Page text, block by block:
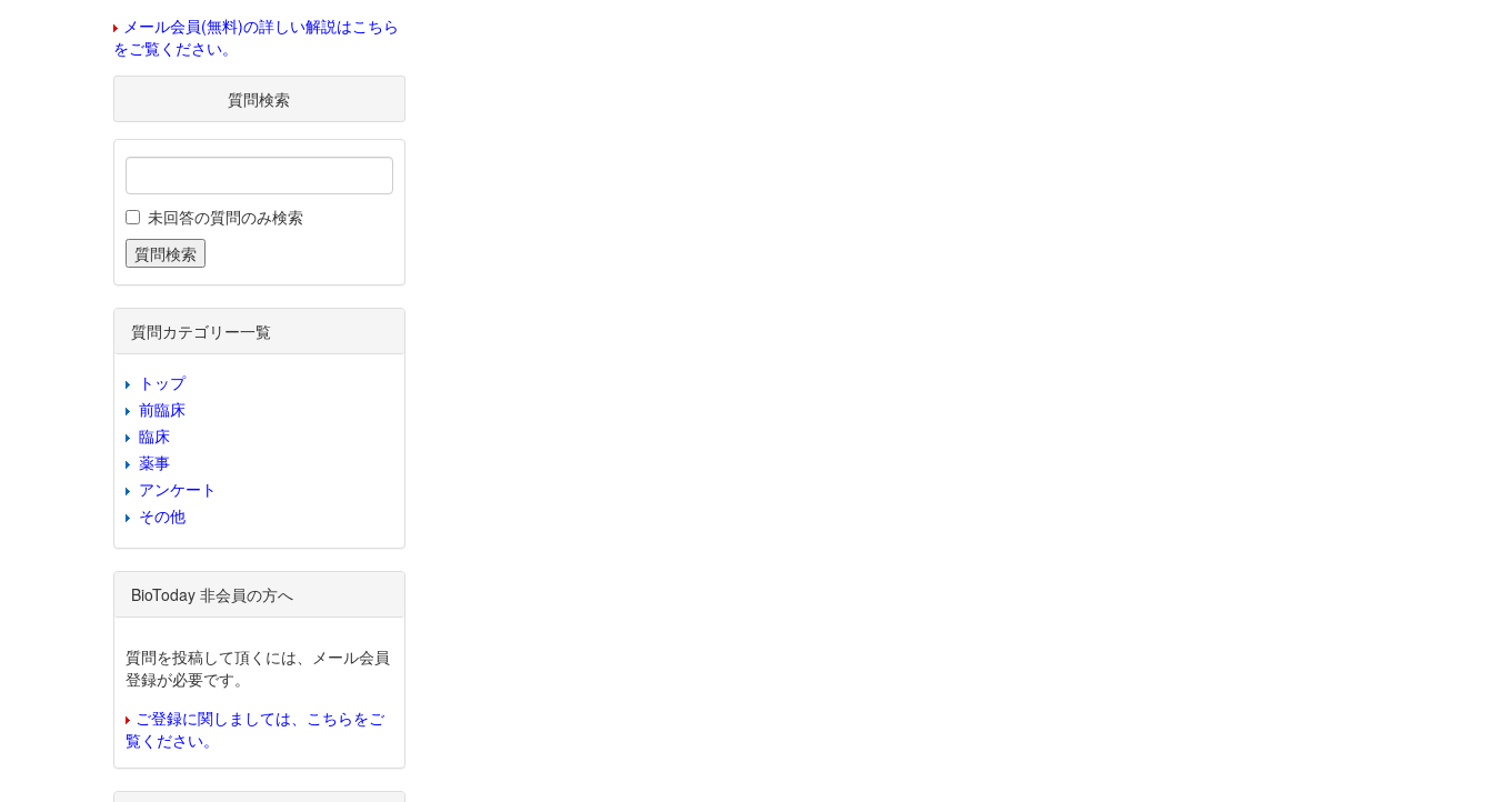
メール会員(無料)の詳しい解説はこちら
をご覧ください。
質問検索
未回答の質問のみ検索
質問カテゴリー一覧
トップ
前臨床
臨床
薬事
アンケート
その他
BioToday 非会員の方へ
質問を投稿して頂くには、メール会員
登録が必要です。
ご登録に関しましては、こちらをご
覧ください。